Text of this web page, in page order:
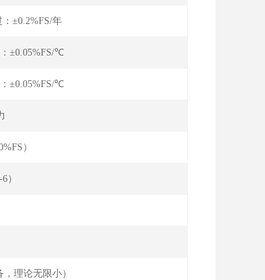
±0.2%FS/年
±0.05%FS/℃
±0.05%FS/℃
）
）
理论无限小）